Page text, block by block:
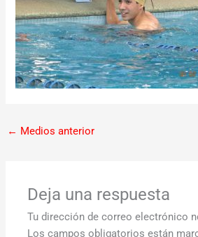
← Medios anterior
Deja una respuesta
Tu dirección de correo electrónico
Los campos obligatorios están